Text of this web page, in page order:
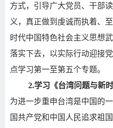
方式，引导广大党员、干部
义，真正做到虔诚而执着、
时代中国特色社会主义思想
落实下去，以实际行动迎接
点学习第一至第五个专题。
2.学习《台湾问题与新
为进一步重申台湾是中国的
国共产党和中国人民追求祖